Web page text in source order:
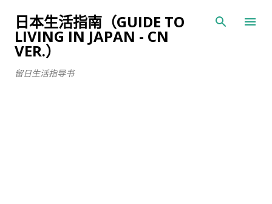
跳至主要内容
日本生活指南（GUIDE TO
LIVING IN JAPAN - CN
VER.）
留日生活指导书